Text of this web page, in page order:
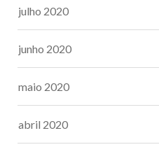
julho 2020
junho 2020
maio 2020
abril 2020